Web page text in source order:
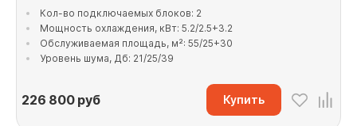
Кол-во подключаемых блоков: 2
Мощность охлаждения, кВт: 5.2/2.5+3.2
Обслуживаемая площадь, м²: 55/25+30
Уровень шума, Дб: 21/25/39
226 800руб Купить